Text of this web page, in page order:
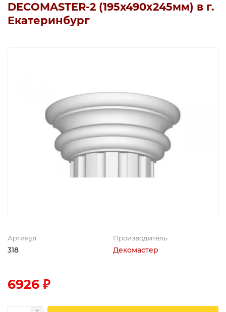
DECOMASTER-2 (195х490x245мм) в г.
Екатеринбург
Артикул
318
Производитель
Декомастер
6926 ₽